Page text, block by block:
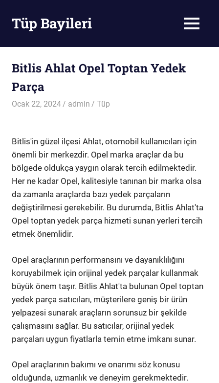
contentTüp Bayileri MENU
Bitlis Ahlat Opel Toptan Yedek
Parça
Ocak 22, 2024 admin Tüp
Bitlis'in güzel ilçesi Ahlat, otomobil kullanıcıları için
önemli bir merkezdir. Opel marka araçlar da bu
bölgede oldukça yaygın olarak tercih edilmektedir.
Her ne kadar Opel, kalitesiyle tanınan bir marka olsa
da zamanla araçlarda bazı yedek parçaların
değiştirilmesi gerekebilir. Bu durumda, Bitlis Ahlat'ta
Opel toptan yedek parça hizmeti sunan yerleri tercih
etmek önemlidir.
Opel araçlarının performansını ve dayanıklılığını
koruyabilmek için orijinal yedek parçalar kullanmak
büyük önem taşır. Bitlis Ahlat'ta bulunan Opel toptan
yedek parça satıcıları, müşterilere geniş bir ürün
yelpazesi sunarak araçların sorunsuz bir şekilde
çalışmasını sağlar. Bu satıcılar, orijinal yedek
parçaları uygun fiyatlarla temin etme imkanı sunar.
Opel araçlarının bakımı ve onarımı söz konusu
olduğunda, uzmanlık ve deneyim gerekmektedir.